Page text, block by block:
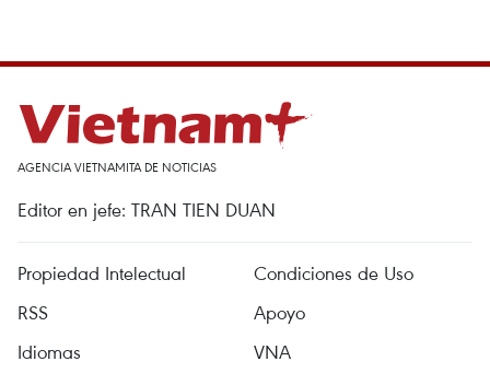
AGENCIA VIETNAMITA DE NOTICIAS
Editor en jefe: TRAN TIEN DUAN
Propiedad Intelectual
Condiciones de Uso
RSS
Apoyo
Idiomas
VNA